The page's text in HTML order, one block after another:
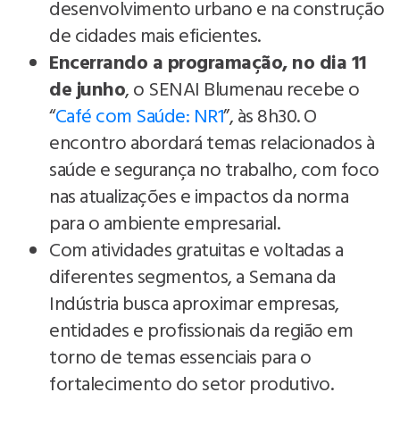
desenvolvimento urbano e na construção
de cidades mais eficientes.
Encerrando a programação, no dia 11
de junho, o SENAI Blumenau recebe o
“Café com Saúde: NR1”, às 8h30. O
encontro abordará temas relacionados à
saúde e segurança no trabalho, com foco
nas atualizações e impactos da norma
para o ambiente empresarial.
Com atividades gratuitas e voltadas a
diferentes segmentos, a Semana da
Indústria busca aproximar empresas,
entidades e profissionais da região em
torno de temas essenciais para o
fortalecimento do setor produtivo.